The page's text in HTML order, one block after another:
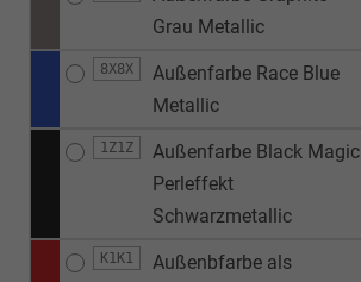
Grau Metallic
8X8X
Außenfarbe Race Blue
Metallic
1Z1Z
Außenfarbe Black Magic
Perleffekt
Schwarzmetallic
K1K1
Außenbfarbe als